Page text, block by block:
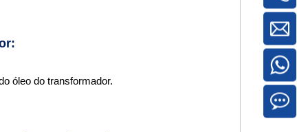
óleo do transformador.